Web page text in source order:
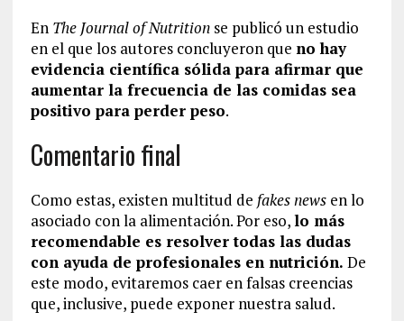
En The Journal of Nutritionse publicó un estudio
en el que los autores concluyeron que no hay
evidencia científica sólida para afirmar que
aumentar la frecuencia de las comidas sea
positivo para perder peso.
Comentario final
Como estas, existen multitud de fakes news en lo
asociado con la alimentación. Por eso,lo más
recomendable es resolver todas las dudas
con ayuda de profesionales en nutrición. De
este modo, evitaremos caer en falsas creencias
que, inclusive, puede exponer nuestra salud.